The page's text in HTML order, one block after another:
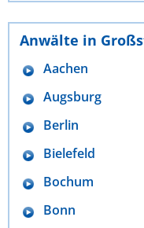
Anwälte in
Aachen
Augsburg
Berlin
Bielefeld
Bochum
Bonn